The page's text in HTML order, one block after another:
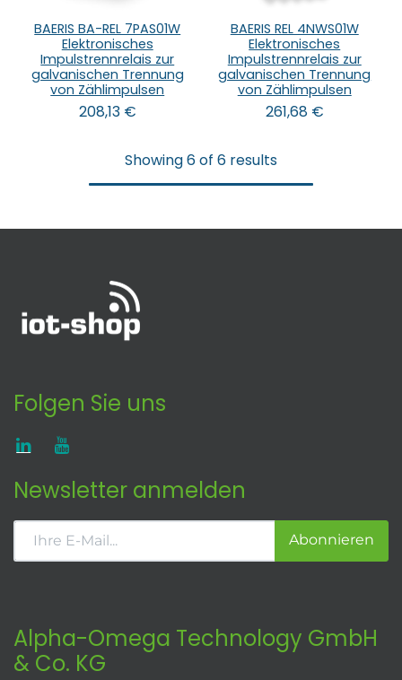
BAERIS BA-REL 7PAS01W
Elektronisches
Impulstrennrelais zur
galvanischen Trennung
von Zählimpulsen
208,13€
BAERIS REL 4NWS01W
Elektronisches
Impulstrennrelais zur
galvanischen Trennung
von Zählimpulsen
261,68€
Showing 6 of 6 results
Folgen Sie uns
Newsletter anmelden
Abonnieren
Alpha-Omega Technology GmbH
& Co. KG